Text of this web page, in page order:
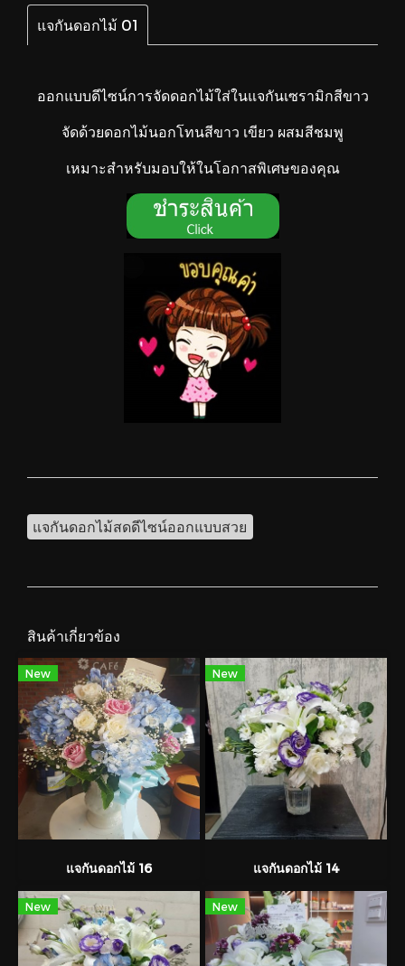
แจกันดอกไม้ 01
ออกแบบดีไซน์การจัดดอกไม้ใส่ในแจกันเซรามิกสีขาว
จัดด้วยดอกไม้นอกโทนสีขาว เขียว ผสมสีชมพู
เหมาะสำหรับมอบให้ในโอกาสพิเศษของคุณ
แจกันดอกไม้สดดีไซน์ออกแบบสวย
สินค้าเกี่ยวข้อง
New
แจกันดอกไม้ 16
New
แจกันดอกไม้ 14
New New